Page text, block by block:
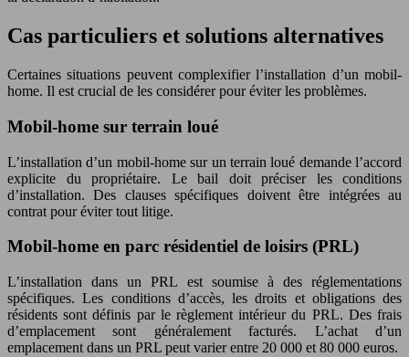
Cas particuliers et solutions alternatives
Certaines situations peuvent complexifier l’installation d’un mobil-
home. Il est crucial de les considérer pour éviter les problèmes.
Mobil-home sur terrain loué
L’installation d’un mobil-home sur un terrain loué demande l’accord
explicite du propriétaire. Le bail doit préciser les conditions
d’installation. Des clauses spécifiques doivent être intégrées au
contrat pour éviter tout litige.
Mobil-home en parc résidentiel de loisirs (PRL)
L’installation dans un PRL est soumise à des réglementations
spécifiques. Les conditions d’accès, les droits et obligations des
résidents sont définis par le règlement intérieur du PRL. Des frais
d’emplacement sont généralement facturés. L’achat d’un
emplacement dans un PRL peut varier entre 20 000 et 80 000 euros.